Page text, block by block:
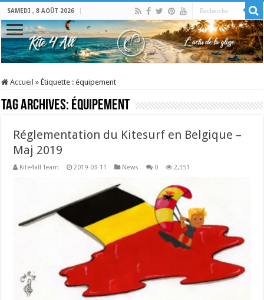
SAMEDI , 8 AOÛT 2026
Accueil » Étiquette :équipement
Tag Archives: équipement
Réglementation du Kitesurf en Belgique –
Maj 2019
Kite4all Team 2019-03-11 News 0 2,351